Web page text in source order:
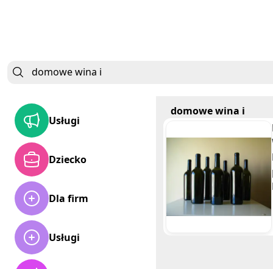
Usługi
Dziecko
Dla firm
Usługi
domowe wina i